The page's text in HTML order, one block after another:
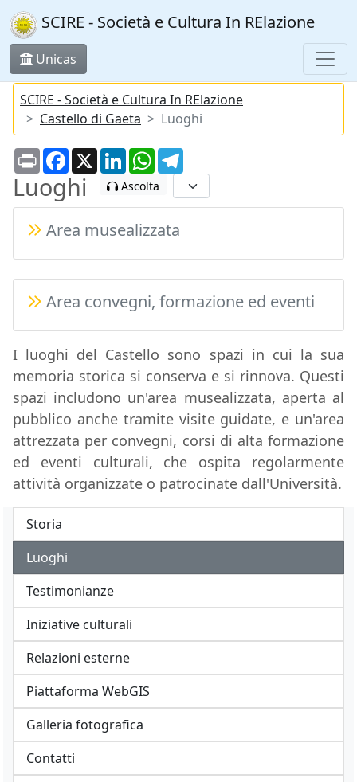
SCIRE - Società e Cultura In RElazione
Unicas
SCIRE - Società e Cultura In RElazione
Castello di Gaeta
Luoghi
PrintFacebook
X LinkedInWhatsApp
Luoghi Ascolta
Area musealizzata
Area convegni, formazione ed eventi
I luoghi del Castello sono spazi in cui la sua
memoria storica si conserva e si rinnova. Questi
spazi includono un'area musealizzata, aperta al
pubblico anche tramite visite guidate, e un'area
attrezzata per convegni, corsi di alta formazione
ed eventi culturali, che ospita regolarmente
attività organizzate o patrocinate dall'Università.
Storia
Luoghi
Testimonianze
Iniziative culturali
Relazioni esterne
Piattaforma WebGIS
Galleria fotografica
Contatti